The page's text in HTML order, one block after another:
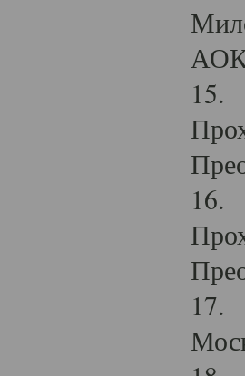
15.
16.
17.